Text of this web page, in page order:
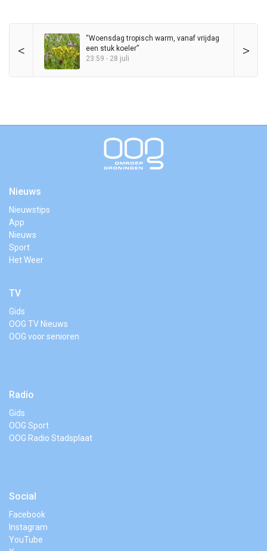
< >
“Woensdag tropisch warm, vanaf vrijdag
een stuk koeler”
23:59 - 28 juli
Nieuws
Nieuwstips
App
Nieuws
Sport
Het Weer
TV
Gids
OOG TV Nieuws
OOG voor senioren
Radio
Gids
OOG Sport
OOG Radio Stadsplaat
Social
Facebook
Instagram
YouTube